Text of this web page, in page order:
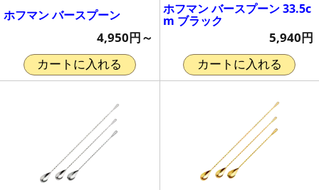
ホフマン バースプーン
4,950円～
カートに入れる
ホフマン バースプーン 33.5c
m ブラック
5,940円
カートに入れる